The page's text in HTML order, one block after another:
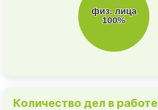
Количество дел в работе